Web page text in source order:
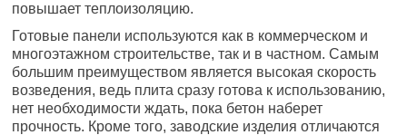
повышает теплоизоляцию.
Готовые панели используются как в коммерческом и
многоэтажном строительстве, так и в частном. Самым
большим преимуществом является высокая скорость
возведения, ведь плита сразу готова к использованию,
нет необходимости ждать, пока бетон наберет
прочность. Кроме того, заводские изделия отличаются